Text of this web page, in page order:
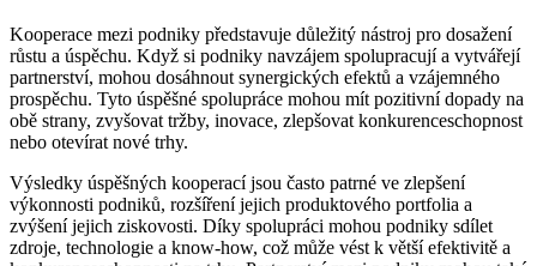
Kooperace mezi podniky představuje důležitý nástroj pro dosažení
růstu a úspěchu. Když si podniky navzájem spolupracují a vytvářejí
partnerství, mohou dosáhnout synergických efektů a vzájemného
prospěchu. Tyto úspěšné spolupráce mohou mít pozitivní dopady na
obě strany, zvyšovat tržby, inovace, zlepšovat konkurenceschopnost
nebo otevírat nové trhy.
Výsledky úspěšných kooperací jsou často patrné ve zlepšení
výkonnosti podniků, rozšíření jejich produktového portfolia a
zvýšení jejich ziskovosti. Díky spolupráci mohou podniky sdílet
zdroje, technologie a know-how, což může vést k větší efektivitě a